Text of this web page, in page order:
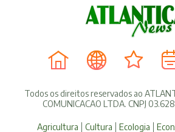
Todos os direitos reservados ao
COMUNICACAO LTDA. CNPJ
Agricultura Cultura Ecologia